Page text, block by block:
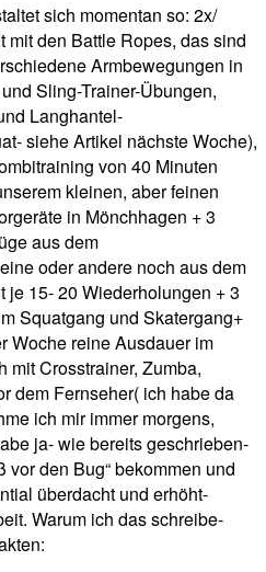
sich momentan so: 2x/
mit den Battle Ropes, das sind
Armbewegungen in
Sling-Trainer-Übungen,
Langhantel-
siehe Artikel nächste Woche),
von 40 Minuten
kleinen, aber feinen
in Mönchhagen + 3
aus dem
oder andere noch aus dem
je 15- 20 Wiederholungen + 3
Squatgang und Skatergang+
Woche reine Ausdauer im
mit Crosstrainer, Zumba,
dem Fernseher( ich habe da
ich mir immer morgens,
ja- wie bereits geschrieben-
vor den Bug“ bekommen und
überdacht und erhöht-
Warum ich das schreibe-